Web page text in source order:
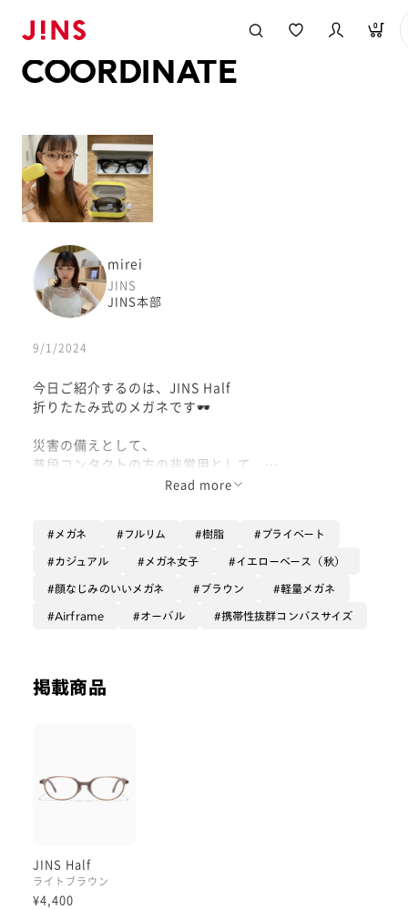
0
COORDINATE
mirei
JINS
JINS本部
9/1/2024
今日ご紹介するのは、JINS Half
折りたたみ式のメガネです🕶️
災害の備えとして、
普段コンタクトの方の非常用として、
リーディンググラスとして、
いつものメガネの半分くらいの大きさです！（2枚目参
照）
メガネが生活必需品な方も多いと思います
万が一のために”セカンドメガネ”の備えもおすすめで
ぜひお試しください♪
Read more
メガネ フルリム 樹脂 プライベート
カジュアル メガネ女子 イエローベース（秋）
顔なじみのいいメガネ ブラウン 軽量メガネ
Airframe オーバル 携帯性抜群コンパスサイズ
掲載商品
JINS Half
ライトブラウン
¥4,400